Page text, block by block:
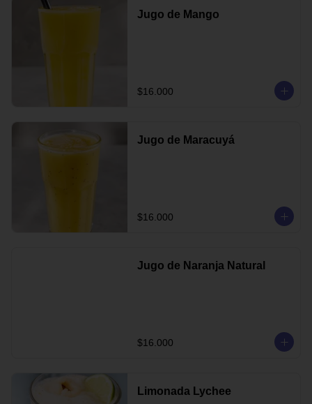
Jugo de Mango
$16.000
Jugo de Maracuyá
$16.000
Jugo de Naranja Natural
$16.000
Limonada Lychee